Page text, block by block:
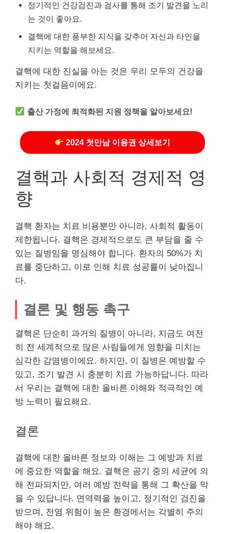
정기적인 건강검진과 검사를 통해 조기 발견을 노리
는 것이 좋아요.
결핵에 대한 풍부한 지식을 갖추어 자신과 타인을
지키는 역할을 해보세요.
결핵에 대한 진실을 아는 것은 우리 모두의 건강을
지키는 첫걸음이에요.
출산 가정에 최적화된 지원 정책을 알아보세요!
2024 첫만남 이용권 상세보기
결핵과 사회적 경제적 영
향
결핵 환자는 치료 비용뿐만 아니라, 사회적 활동이
제한됩니다. 결핵은 경제적으로도 큰 부담을 줄 수
있는 질병임을 명심해야 합니다. 환자의 50%가 치
료를 중단하고, 이로 인해 치료 성공률이 낮아집니
다.
결론 및 행동 촉구
결핵은 단순히 과거의 질병이 아니라, 지금도 여전
히 전 세계적으로 많은 사람들에게 영향을 미치는
심각한 감염병이에요. 하지만, 이 질병은 예방할 수
있고, 조기 발견 시 충분히 치료 가능하답니다. 따라
서 우리는 결핵에 대한 올바른 이해와 적극적인 예
방 노력이 필요해요.
결론
결핵에 대한 올바른 정보와 이해는 그 예방과 치료
에 중요한 역할을 해요. 결핵은 공기 중의 세균에 의
해 전파되지만, 여러 예방 전략을 통해 그 확산을 막
을 수 있답니다. 면역력을 높이고, 정기적인 검진을
받으며, 전염 위험이 높은 환경에서는 각별히 주의
해야 해요.